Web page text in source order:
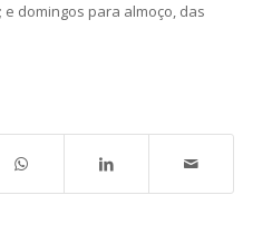
e domingos para almoço, das